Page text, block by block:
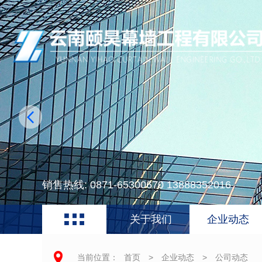
销售热线: 0871-65300670 13888352016
关于我们 企业动态
当前位置： 首页 > 企业动态 > 公司动态